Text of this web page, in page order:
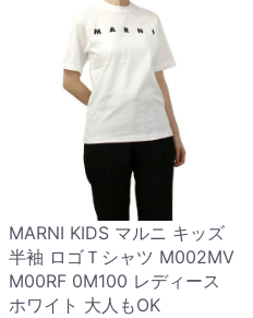
MARNI KIDS マルニ キッズ
半袖 ロゴＴシャツ M002MV
M00RF 0M100 レディース
ホワイト 大人もOK